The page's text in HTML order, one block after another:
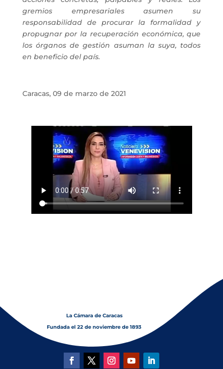
gremios empresariales asumen su
responsabilidad de procurar la formalidad y
propugnar por la recuperación económica, que
los órganos de gestión asuman la suya, todos
en beneficio del país.
Caracas, 09 de marzo de 2021
La Cámara de Caracas
Fundada el 22 de noviembre de 1893